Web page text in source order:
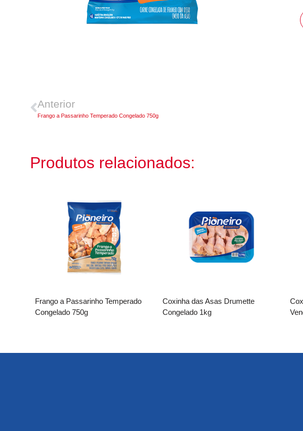
Anterior
Frango a Passarinho Temperado Congelado 750g
Produtos relacionados:
Frango a Passarinho Temperado
Congelado 750g
Coxinha das Asas Drumette
Congelado 1kg